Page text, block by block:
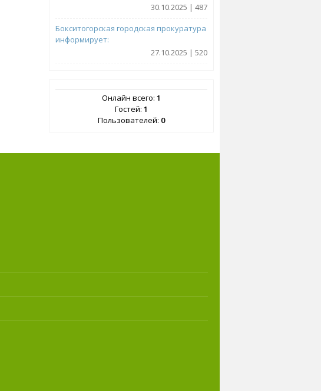
30.10.2025 | 487
Бокситогорская городская прокуратура
информирует:
27.10.2025 | 520
Онлайн всего: 1
Гостей: 1
Пользователей: 0